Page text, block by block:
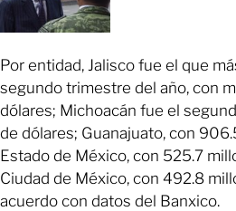
Por entidad, Jalisco fue el que
segundo trimestre del año, con
dólares; Michoacán fue el
de dólares; Guanajuato, con
Estado de México, con 525.7
Ciudad de México, con 492.8
acuerdo con datos del Banxico.